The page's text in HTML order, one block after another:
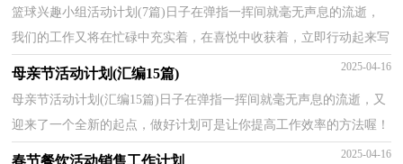
篮球兴趣小组活动计划(7篇)日子在弹指一挥间就毫无声息的流逝，
我们的工作又将在忙碌中充实着，在喜悦中收获着，立即行动起来写
一份计划吧。你所接触过的计划都是什么样子的呢？下...
母亲节活动计划(汇编15篇) 2025-04-16
母亲节活动计划(汇编15篇)日子在弹指一挥间就毫无声息的流逝，又
迎来了一个全新的起点，做好计划可是让你提高工作效率的方法喔！
我们该怎么拟定计划呢？以下是小编为大家收集的母亲...
2025-04-16